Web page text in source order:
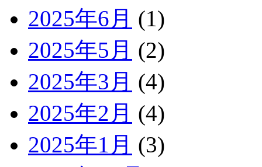
2025年6月 (1)
2025年5月 (2)
2025年3月 (4)
2025年2月 (4)
2025年1月 (3)